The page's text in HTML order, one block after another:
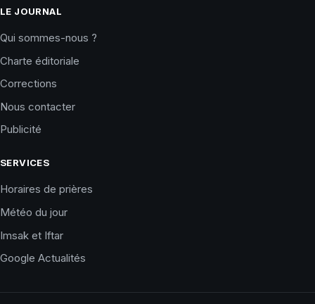
LE JOURNAL
Qui sommes-nous ?
Charte éditoriale
Corrections
Nous contacter
Publicité
SERVICES
Horaires de prières
Météo du jour
Imsak et Iftar
Google Actualités